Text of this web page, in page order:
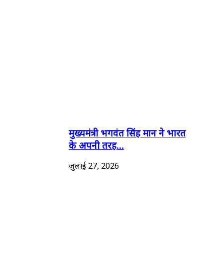
मुख्यमंत्री भगवंत सिंह मान ने भारत
के अपनी तरह...
जुलाई 27, 2026